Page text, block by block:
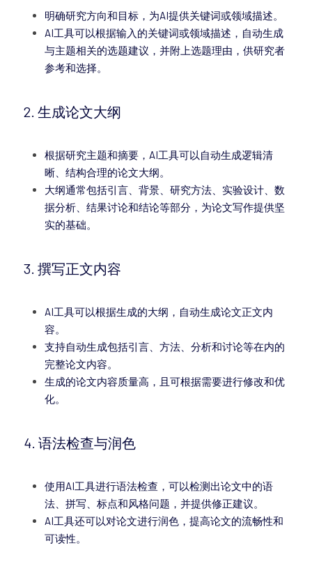
明确研究方向和目标，为AI提供关键词或领域描述。
AI工具可以根据输入的关键词或领域描述，自动生成
与主题相关的选题建议，并附上选题理由，供研究者
参考和选择。
2. 生成论文大纲
根据研究主题和摘要，AI工具可以自动生成逻辑清
晰、结构合理的论文大纲。
大纲通常包括引言、背景、研究方法、实验设计、数
据分析、结果讨论和结论等部分，为论文写作提供坚
实的基础。
3. 撰写正文内容
AI工具可以根据生成的大纲，自动生成论文正文内
容。
支持自动生成包括引言、方法、分析和讨论等在内的
完整论文内容。
生成的论文内容质量高，且可根据需要进行修改和优
化。
4. 语法检查与润色
使用AI工具进行语法检查，可以检测出论文中的语
法、拼写、标点和风格问题，并提供修正建议。
AI工具还可以对论文进行润色，提高论文的流畅性和
可读性。